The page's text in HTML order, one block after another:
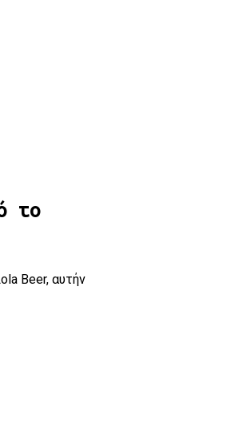
το
Beer, αυτήν